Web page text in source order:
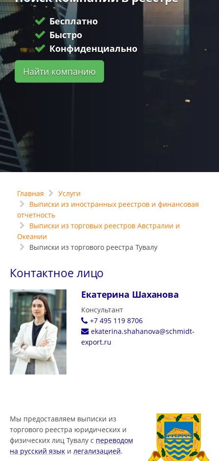
Бесплатно
Быстро
Конфиденциально
Найти компанию
Главная
Услуги
Выписки из иностранных реестров и финансовая
отчетность
Выписки из торговых реестров Австралии и
Океании
Выписки из торгового реестра Тувалу
Контактное лицо
Екатерина Шаханова
Консультант
+7 495 119 8706
ekaterina.shahanova@schmidt-
export.ru
Мы предоставляем выписки из
торгового реестра юридических и
физических лиц Тувалу с переводом
на русский язык и легализацией.